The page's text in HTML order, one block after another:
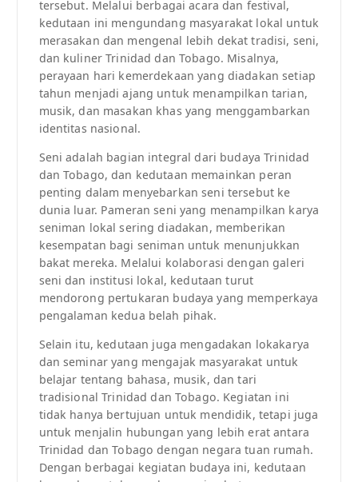
tersebut. Melalui berbagai acara dan festival,
kedutaan ini mengundang masyarakat lokal untuk
merasakan dan mengenal lebih dekat tradisi, seni,
dan kuliner Trinidad dan Tobago. Misalnya,
perayaan hari kemerdekaan yang diadakan setiap
tahun menjadi ajang untuk menampilkan tarian,
musik, dan masakan khas yang menggambarkan
identitas nasional.
Seni adalah bagian integral dari budaya Trinidad
dan Tobago, dan kedutaan memainkan peran
penting dalam menyebarkan seni tersebut ke
dunia luar. Pameran seni yang menampilkan karya
seniman lokal sering diadakan, memberikan
kesempatan bagi seniman untuk menunjukkan
bakat mereka. Melalui kolaborasi dengan galeri
seni dan institusi lokal, kedutaan turut
mendorong pertukaran budaya yang memperkaya
pengalaman kedua belah pihak.
Selain itu, kedutaan juga mengadakan lokakarya
dan seminar yang mengajak masyarakat untuk
belajar tentang bahasa, musik, dan tari
tradisional Trinidad dan Tobago. Kegiatan ini
tidak hanya bertujuan untuk mendidik, tetapi juga
untuk menjalin hubungan yang lebih erat antara
Trinidad dan Tobago dengan negara tuan rumah.
Dengan berbagai kegiatan budaya ini, kedutaan